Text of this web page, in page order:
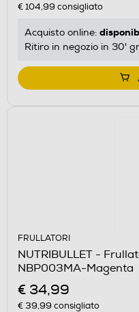
€ 104,99 consigliato
Acquisto online:
Ritiro in negozio in 30'
FRULLATORI
NUTRIBULLET -
NBP003MA-Magenta
€ 34,99
€ 39,99 consigliato